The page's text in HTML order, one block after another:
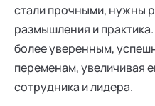
стали прочными, нужны
размышления и
более уверенным,
переменам, увеличивая
сотрудника и лидера.